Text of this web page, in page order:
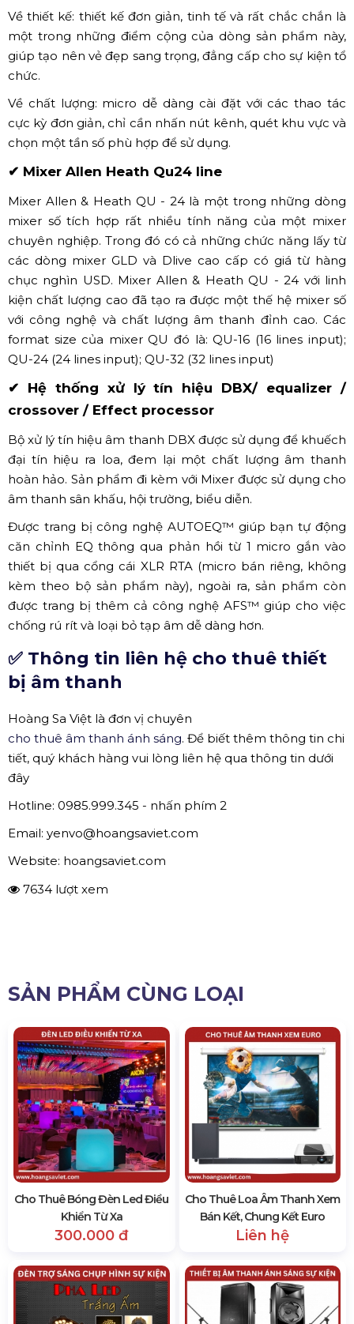
Micro không dây shure PGX SM58 / USA
Micro không dây shure PGX SM58 là một trong những
dòng micro cao cấp của hãng Shure nổi tiếng, được sử
dụng nhiều trong các sự kiện, đám cưới, hội nghị, hội
thảo,...
Về thiết kế: thiết kế đơn giản, tinh tế và rất chắc chắn là
một trong những điểm cộng của dòng sản phẩm này,
chức.
Về chất lượng: micro dễ dàng cài đặt với các thao tác
cực kỳ đơn giản, chỉ cần nhấn nút kênh, quét khu vực và
chọn một tần số phù hợp để sử dụng.
✔ Mixer Allen Heath Qu24 line
mixer số tích hợp rất nhiều tính năng của một mixer
chuyên nghiệp. Trong đó có cả những chức năng lấy từ
các dòng mixer GLD và Dlive cao cấp có giá từ hàng
chục nghìn USD. Mixer Allen & Heath QU - 24 với linh
kiện chất lượng cao đã tạo ra được một thế hệ mixer số
với công nghệ và chất lượng âm thanh đỉnh cao. Các
format size của mixer QU đó là: QU-16 (16 lines input);
QU-24 (24 lines input); QU-32 (32 lines input)
crossover / Effect processor
Bộ xử lý tín hiệu âm thanh DBX được sử dụng để khuếch
đại tín hiệu ra loa, đem lại một chất lượng âm thanh
âm thanh sân khấu, hội trường, biểu diễn.
Được trang bị công nghệ AUTOEQ™ giúp bạn tự động
căn chỉnh EQ thông qua phản hồi từ 1 micro gắn vào
thiết bị qua cổng cái XLR RTA (micro bán riêng, không
✅ Thông tin liên hệ cho thuê thiết
bị âm thanh
Hoàng Sa Việt là đơn vị chuyên
cho thuê âm thanh ánh sáng
. Để biết thêm thông tin chi
tiết, quý khách hàng vui lòng liên hệ qua thông tin dưới
đây
Hotline: 0985.999.345 - nhấn phím 2
Email: yenvo@hoangsaviet.com
Website: hoangsaviet.com
7634 lượt xem
SẢN PHẨM CÙNG LOẠI